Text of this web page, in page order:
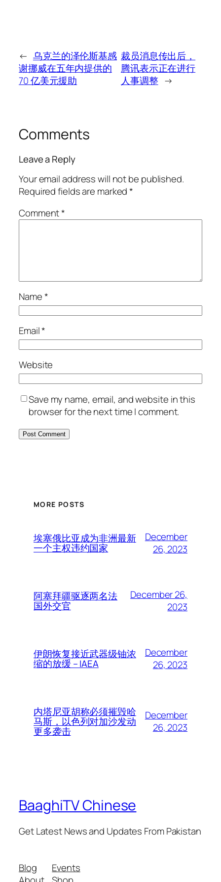
← 乌克兰的泽伦斯基感
谢挪威在五年内提供的
70 亿美元援助
裁员消息传出后，
腾讯表示正在进行
人事调整 →
Comments
Leave a Reply
Your email address will not be published.
Required fields are marked*
Comment*
Name*
Email*
Website
Save my name, email, and website in this
browser for the next time I comment.
MORE POSTS
埃塞俄比亚成为非洲最新
一个主权违约国家
December
26, 2023
阿塞拜疆驱逐两名法
国外交官
December 26,
2023
伊朗恢复接近武器级铀浓
缩的放缓 – IAEA
December
26, 2023
内塔尼亚胡称必须摧毁哈
马斯，以色列对加沙发动
更多袭击
December
26, 2023
BaaghiTV Chinese
Get Latest News and Updates From Pakistan
Blog
Events